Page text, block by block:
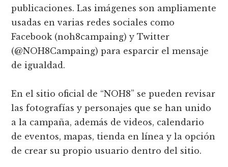
publicaciones. Las imágenes son ampliamente
usadas en varias redes sociales como
Facebook (noh8campaing) y Twitter
(@NOH8Campaing) para esparcir el mensaje
de igualdad.
En el sitio oficial de “NOH8” se pueden revisar
las fotografías y personajes que se han unido
a la campaña, además de videos, calendario
de eventos, mapas, tienda en línea y la opción
de crear su propio usuario dentro del sitio.